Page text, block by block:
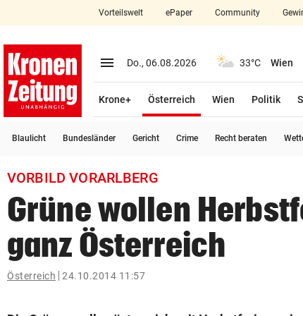
closeSchließen
account_circle Anmelden
arrow_right
bookmark
search
Suchbegriff
eingeben
Vorteilswelt ePaper Community
menu Menü aufklappen
Do., 06.08.2026 33°C Wien
Krone+ Österreich
Wien
Politik
Blaulicht Bundesländer Gericht Crime Recht beraten
VORBILD VORARLBERG
Grüne wollen
ganz Österreich
Österreich 24.10.2014 11:57